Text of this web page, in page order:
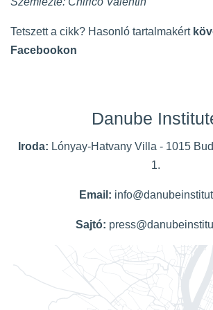
Tetszett a cikk? Hasonló tartalmakért
Facebookon
Danube
Iroda: Lónyay-Hatvany Villa - 1015
1.
Email:
Sajtó: